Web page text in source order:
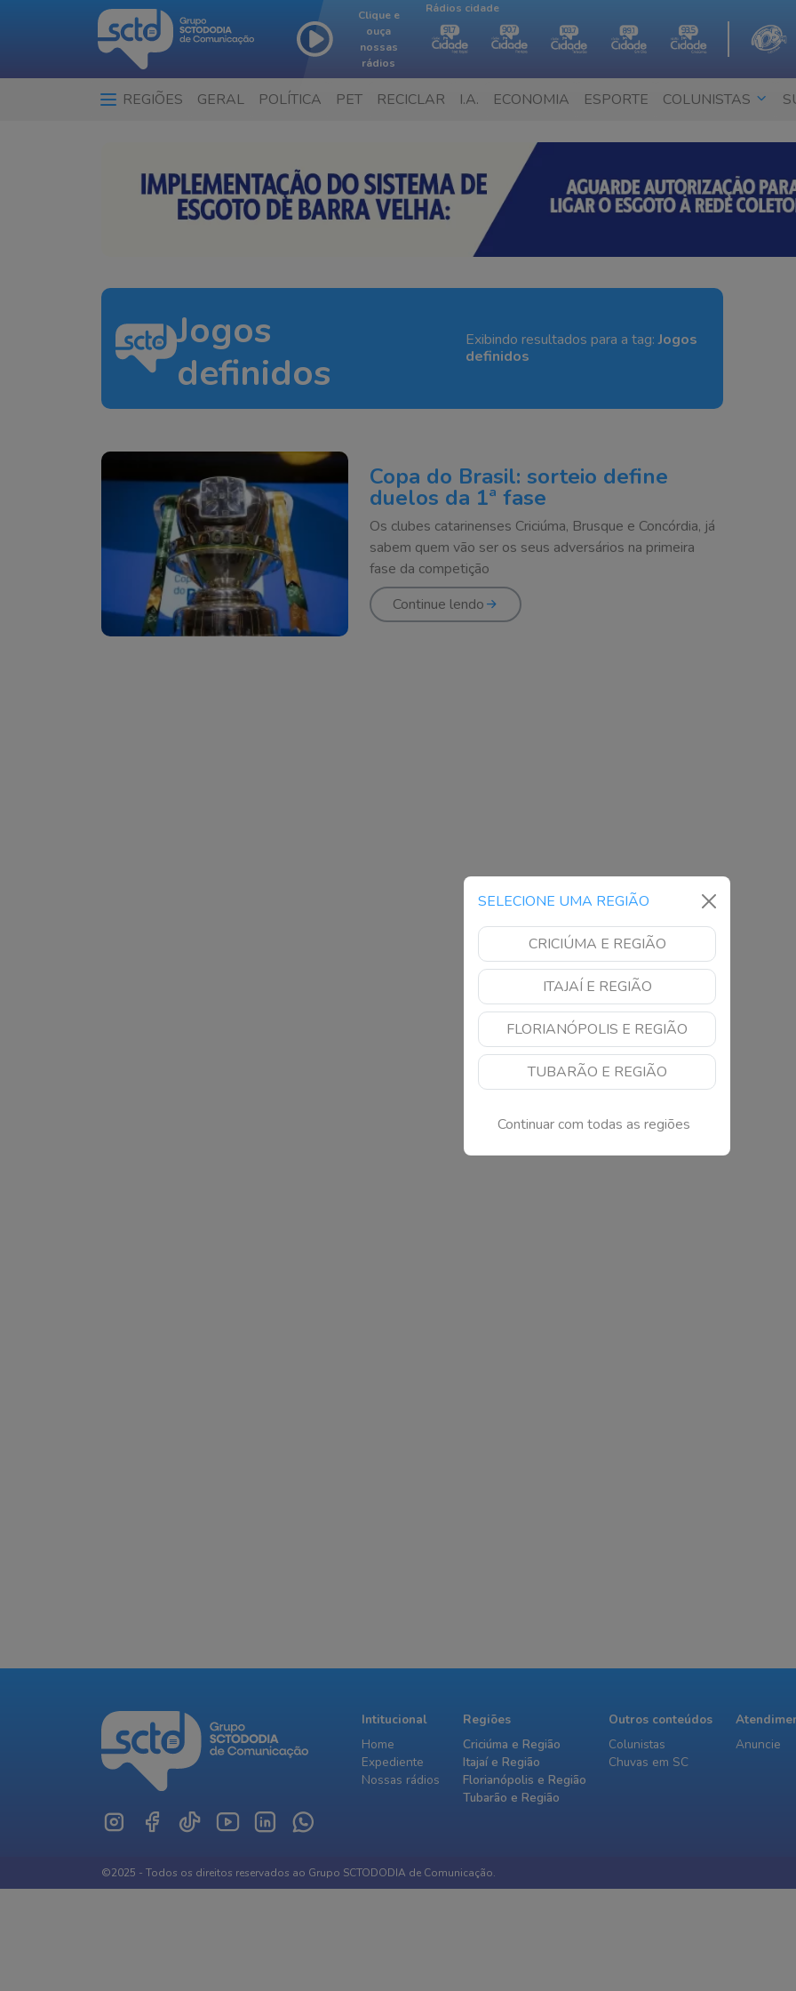
Clique e
ouça
nossas
rádios
Rádios cidade
REGIÕES GERAL POLÍTICA PET RECICLAR I.A. ECONOMIA ESPORTE COLUNISTAS
SELECIONE UMA REGIÃO
CRICIÚMA E REGIÃO
ITAJAÍ E REGIÃO
FLORIANÓPOLIS E REGIÃO
TUBARÃO E REGIÃO
Continuar com todas as regiões
Jogos
definidos
Exibindo resultados para a tag:Jogos
definidos
Copa do Brasil: sorteio define
duelos da 1ª fase
Os clubes catarinenses Criciúma, Brusque e Concórdia, já
sabem quem vão ser os seus adversários na primeira
fase da competição
Continue lendo
Intitucional
Home
Expediente
Nossas rádios
Regiões
Criciúma e Região
Itajaí e Região
Florianópolis e Região
Tubarão e Região
Outros conteúdos
Colunistas
Chuvas em SC
Anuncie
©2025 - Todos os direitos reservados ao Grupo SCTODODIA de Comunicação.